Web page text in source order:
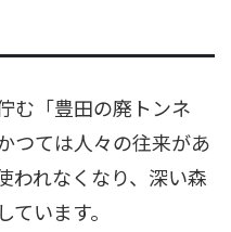
む「豊田の廃トンネ
つては人々の往来があ
われなくなり、深い森
います。